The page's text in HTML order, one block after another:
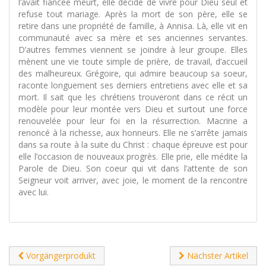
refuse tout mariage. Après la mort de son père, elle se
retire dans une propriété de famille, à Annisa. Là, elle vit en
communauté avec sa mère et ses anciennes servantes.
D’autres femmes viennent se joindre à leur groupe. Elles
mènent une vie toute simple de prière, de travail, d’accueil
des malheureux. Grégoire, qui admire beaucoup sa soeur,
raconte longuement ses derniers entretiens avec elle et sa
mort. Il sait que les chrétiens trouveront dans ce récit un
modèle pour leur montée vers Dieu et surtout une force
renouvelée pour leur foi en la résurrection. Macrine a
renoncé à la richesse, aux honneurs. Elle ne s’arrête jamais
dans sa route à la suite du Christ : chaque épreuve est pour
elle l’occasion de nouveaux progrès. Elle prie, elle médite la
Parole de Dieu. Son coeur qui vit dans l’attente de son
Seigneur voit arriver, avec joie, le moment de la rencontre
avec lui.
Vorgängerprodukt Nächster Artikel